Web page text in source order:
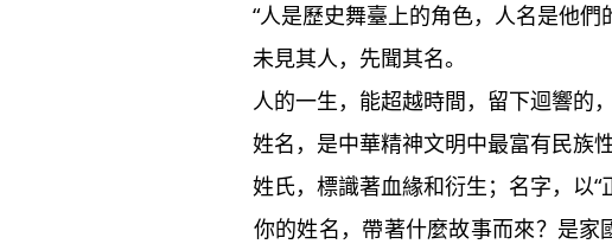
“人是歷史舞臺上的角色，人名是他們
未見其人，先聞其名。
人的一生，能超越時間，留下迴響的，
姓名，是中華精神文明中最富有民族性
姓氏，標識著血緣和衍生；名字，以“正
你的姓名，帶著什麼故事而來？是家